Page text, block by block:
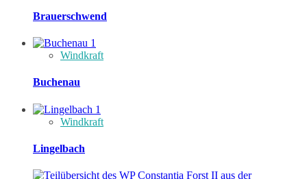
Brauerschwend
Windkraft
Buchenau
Windkraft
Lingelbach